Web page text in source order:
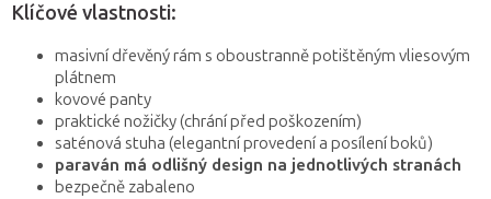
Klíčové vlastnosti:
masivní dřevěný rám s oboustranně potištěným vliesovým
plátnem
kovové panty
praktické nožičky (chrání před poškozením)
saténová stuha (elegantní provedení a posílení boků)
paraván má odlišný design na jednotlivých stranách
bezpečně zabaleno